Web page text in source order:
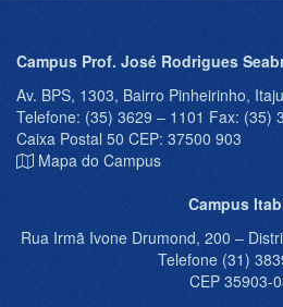
Campus Prof. José Rodrigues
Av. BPS, 1303, Bairro Pinheirinho,
Telefone: (35) 3629 – 1101 Fax: (35)
Caixa Postal 50 CEP: 37500 903
Mapa do Campus
Campus
Rua Irmã Ivone Drumond, 200 –
Telefone (31)
CEP 35903-